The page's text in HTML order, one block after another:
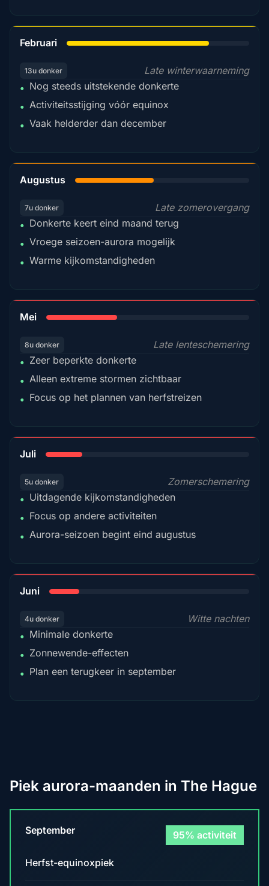
Februari
13u donker
Late winterwaarneming
• Nog steeds uitstekende donkerte
• Activiteitsstijging vóór equinox
• Vaak helderder dan december
Augustus
7u donker
Late zomerovergang
• Donkerte keert eind maand terug
• Vroege seizoen-aurora mogelijk
• Warme kijkomstandigheden
Mei
8u donker
Late lenteschemering
• Zeer beperkte donkerte
• Alleen extreme stormen zichtbaar
• Focus op het plannen van herfstreizen
Juli
5u donker
Zomerschemering
• Uitdagende kijkomstandigheden
• Focus op andere activiteiten
• Aurora-seizoen begint eind augustus
Juni
4u donker
Witte nachten
• Minimale donkerte
• Zonnewende-effecten
• Plan een terugkeer in september
Piek aurora-maanden in The Hague
September 95% activiteit
Herfst-equinoxpiek